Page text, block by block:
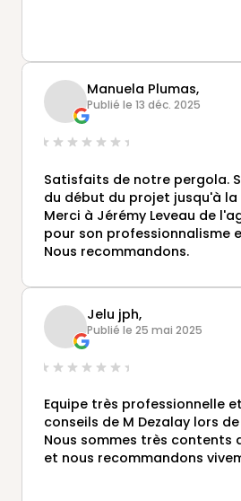
Manuela Plumas,
Publié le 13 déc. 2025
Satisfaits de notre pergola.
du début du projet jusqu'à la
Merci à Jérémy Leveau de
pour son professionnalisme
Nous recommandons.
Jelu jph,
Publié le 25 mai 2025
Equipe très professionnelle
conseils de M Dezalay lors
Nous sommes très contents
et nous recommandons